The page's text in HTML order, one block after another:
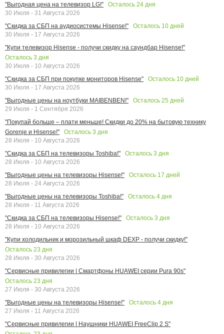
"Выгодная цена на телевизор LG!"
Осталось 24 дня
30 Июля - 31 Августа 2026
"Скидка за СБП на аудиосистемы Hisense!"
Осталось 10 дней
30 Июля - 17 Августа 2026
"Купи телевизор Hisense - получи скидку на саундбар Hisense!"
Осталось 3 дня
30 Июля - 10 Августа 2026
"Скидка за СБП при покупке мониторов Hisense"
Осталось 10 дней
30 Июля - 17 Августа 2026
"Выгодные цены на ноутбуки MAIBENBEN!"
Осталось 25 дней
29 Июля - 1 Сентября 2026
"Покупай больше – плати меньше! Скидки до 20% на бытовую технику
Gorenje и Hisense!"
Осталось 3 дня
28 Июля - 10 Августа 2026
"Скидка за СБП на телевизоры Toshiba!"
Осталось 3 дня
28 Июля - 10 Августа 2026
"Выгодные цены на телевизоры Hisense!"
Осталось 17 дней
28 Июля - 24 Августа 2026
"Выгодные цены на телевизоры Toshiba!"
Осталось 4 дня
28 Июля - 11 Августа 2026
"Скидка за СБП на телевизоры Hisense!"
Осталось 3 дня
28 Июля - 10 Августа 2026
"Купи холодильник и морозильный шкаф DEXP - получи скидку!"
Осталось 23 дня
28 Июля - 30 Августа 2026
"Сервисные привилегии | Смартфоны HUAWEI серии Pura 90s"
Осталось 23 дня
27 Июля - 30 Августа 2026
"Выгодные цены на телевизоры Hisense!"
Осталось 4 дня
27 Июля - 11 Августа 2026
"Сервисные привилегии | Наушники HUAWEI FreeClip 2 S"